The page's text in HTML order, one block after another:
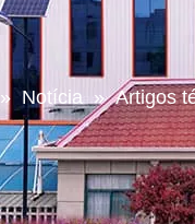
» Notícia » Artigos